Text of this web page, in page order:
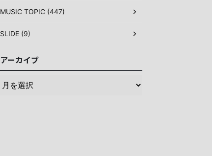
MUSIC TOPIC (447)
SLIDE (9)
アーカイブ